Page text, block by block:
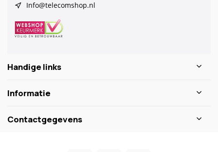
Info@telecomshop.nl
Handige links
Informatie
Contactgegevens